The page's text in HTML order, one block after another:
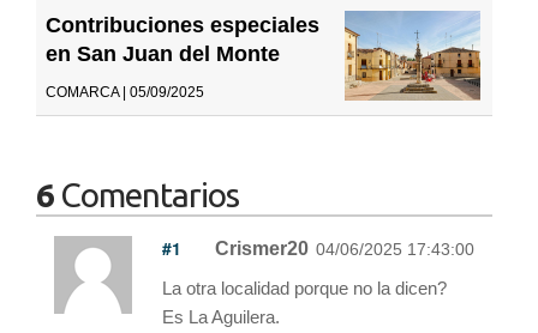
Contribuciones especiales
en San Juan del Monte
COMARCA | 05/09/2025
6 Comentarios
#1 Crismer20 04/06/2025 17:43:00
La otra localidad porque no la dicen?
Es La Aguilera.